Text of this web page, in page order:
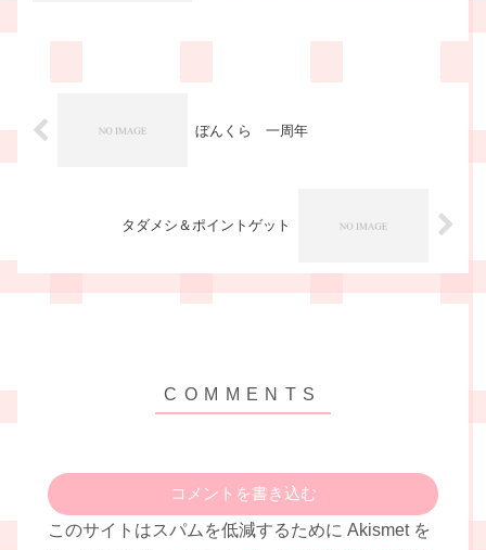
ぼんくら 一周年
タダメシ＆ポイントゲット
コメントを書き込む
このサイトはスパムを低減するために Akismet を